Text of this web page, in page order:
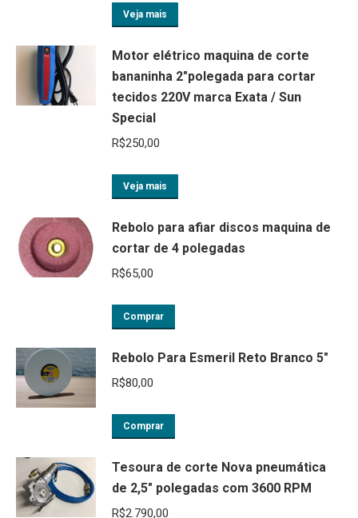
Veja mais
Motor elétrico maquina de corte
bananinha 2"polegada para cortar
tecidos 220V marca Exata / Sun
Special
R$250,00
Veja mais
Rebolo para afiar discos maquina de
cortar de 4 polegadas
R$65,00
Comprar
Rebolo Para Esmeril Reto Branco 5"
R$80,00
Comprar
Tesoura de corte Nova pneumática
de 2,5" polegadas com 3600 RPM
R$2.790,00